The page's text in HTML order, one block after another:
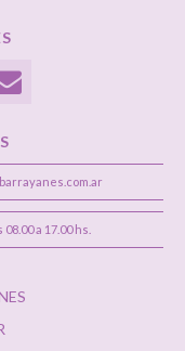
a 17.00 hs.